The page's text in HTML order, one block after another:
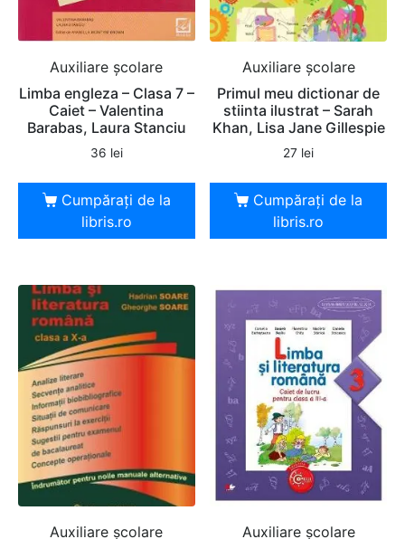
Auxiliare şcolare
Limba engleza – Clasa 7 –
Caiet – Valentina
Barabas, Laura Stanciu
36 lei
Cumpărați de la
libris.ro
Auxiliare şcolare
Primul meu dictionar de
stiinta ilustrat – Sarah
Khan, Lisa Jane Gillespie
27 lei
Cumpărați de la
libris.ro
Auxiliare şcolare Auxiliare şcolare